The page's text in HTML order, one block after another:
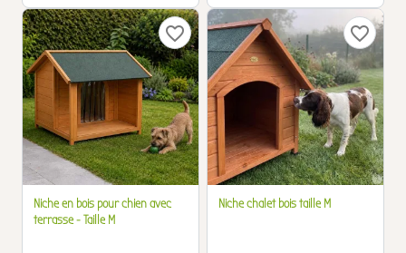
favorite_border
Niche en bois pour chien avec
terrasse - Taille M
favorite_border
Niche chalet bois taille M